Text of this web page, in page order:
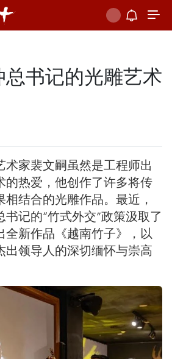
书记的光雕艺术
术家裴文嗣虽然是工程师出
的热爱，他创作了许多将传
结合的光雕作品。最近，
记的“竹式外交”政策汲取了
全新作品《越南竹子》，以
出领导人的深切缅怀与崇高